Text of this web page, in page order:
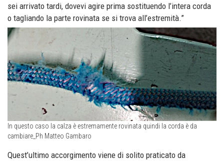
sei arrivato tardi, dovevi agire prima sostituendo l’intera corda
o tagliando la parte rovinata se si trova all’estremità.”
In questo caso la calza è estremamente rovinata quindi la corda è da
cambiare_Ph Matteo Gambaro
Quest’ultimo accorgimento viene di solito praticato da